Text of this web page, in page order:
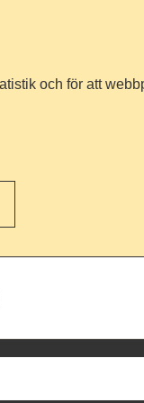
och för att